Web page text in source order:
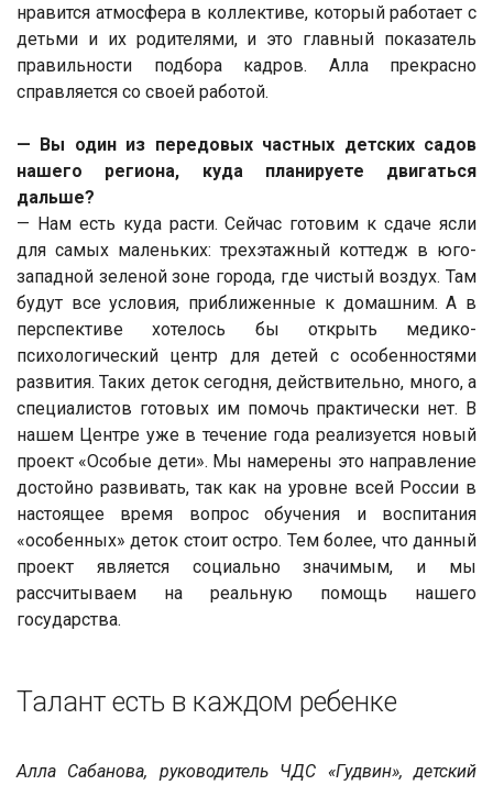
нравится атмосфера в коллективе, который работает с
детьми и их родителями, и это главный показатель
правильности подбора кадров. Алла прекрасно
справляется со своей работой.
— Вы один из передовых частных детских садов
нашего региона, куда планируете двигаться
дальше?
— Нам есть куда расти. Сейчас готовим к сдаче ясли
для самых маленьких: трехэтажный коттедж в юго-
западной зеленой зоне города, где чистый воздух. Там
будут все условия, приближенные к домашним. А в
перспективе хотелось бы открыть медико-
психологический центр для детей с особенностями
развития. Таких деток сегодня, действительно, много, а
специалистов готовых им помочь практически нет. В
нашем Центре уже в течение года реализуется новый
проект «Особые дети». Мы намерены это направление
достойно развивать, так как на уровне всей России в
настоящее время вопрос обучения и воспитания
«особенных» деток стоит остро. Тем более, что данный
проект является социально значимым, и мы
рассчитываем на реальную помощь нашего
государства.
Талант есть в каждом ребенке
Алла Сабанова, руководитель ЧДС «Гудвин», детский